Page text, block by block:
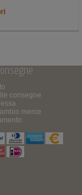
consegne
merce